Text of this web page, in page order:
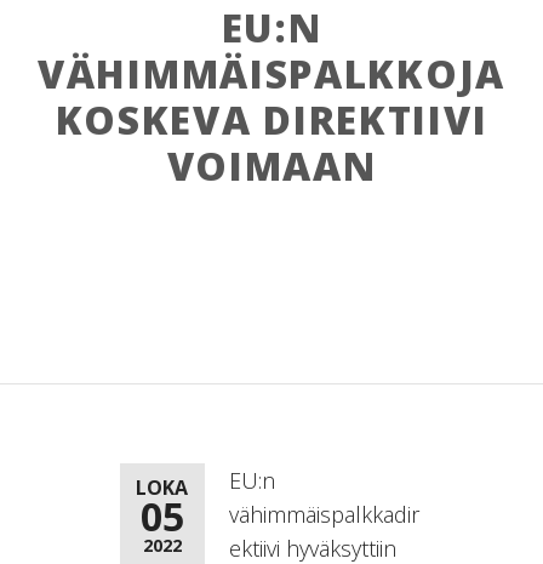
EU:N
VÄHIMMÄISPALKKOJA
KOSKEVA DIREKTIIVI
VOIMAAN
LOKA
05
2022
EU:n
vähimmäispalkkadir
ektiivi hyväksyttiin